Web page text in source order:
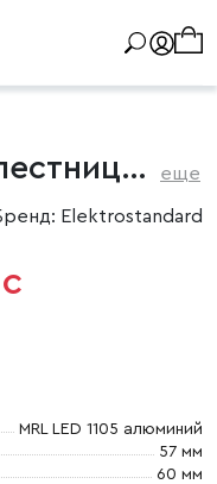
Подсветка для лестниц и дорожек алюминий еще
Elektrostandard
MRL LED 1105 алюминий
57 мм
60 мм